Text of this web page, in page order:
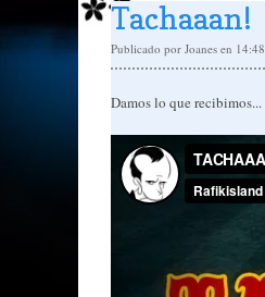
Tachaaan!
Publicado por Joanes en 14:48
Damos lo que recibimos...